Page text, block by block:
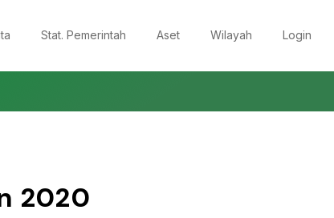
Stat. Pemerintah Aset Wilayah Login
2020